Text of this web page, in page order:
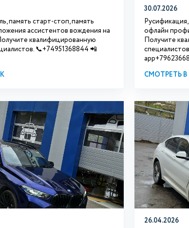
память старт-стоп, память
ассистентов вождения на
квалифицированную
📞+74951368844 📲
30.07.2026
офлайн
Получите
СМОТРЕТЬ В
26.04.2026